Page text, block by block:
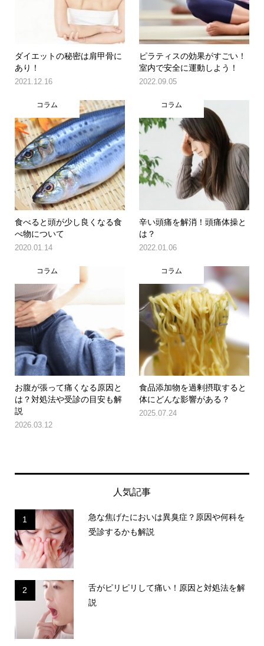
ダイエットの秘密は肩甲骨に
あり！
2021.12.16
ピラティスの効果がすごい！
室内で安全に運動しよう！
2022.09.05
コラム
食べると頭が少し良くなる食
べ物について
2020.01.14
コラム
辛い頭痛を解消！頭痛体操と
は？
2022.01.06
コラム
お腹が張って痛くなる原因と
は？対処法や受診の目安も解
説
2026.03.12
コラム
食品添加物を過剰摂取すると
体にどんな影響がある？
2025.07.24
人気記事
1
急な焦げたにおいは異臭症？原因や何科を
受診するかも解説
2
舌がピリピリして痛い！原因と対処法を解
説